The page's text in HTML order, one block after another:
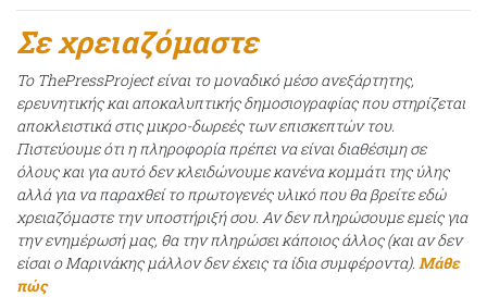
Σε χρειαζόμαστε
Το ThePressProject είναι το μοναδικό μέσο ανεξάρτητης,
ερευνητικής και αποκαλυπτικής δημοσιογραφίας που στηρίζεται
αποκλειστικά στις μικρο-δωρεές των επισκεπτών του.
Πιστεύουμε ότι η πληροφορία πρέπει να είναι διαθέσιμη σε
όλους και για αυτό δεν κλειδώνουμε κανένα κομμάτι της ύλης
αλλά για να παραχθεί το πρωτογενές υλικό που θα βρείτε εδώ
χρειαζόμαστε την υποστήριξή σου. Αν δεν πληρώσουμε εμείς για
την ενημέρωσή μας, θα την πληρώσει κάποιος άλλος (και αν δεν
είσαι ο Μαρινάκης μάλλον δεν έχεις τα ίδια συμφέροντα). Μάθε
πώς